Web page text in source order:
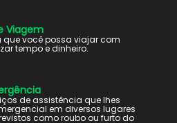
Viagem
você possa viajar com
tempo e dinheiro.
de assistência que lhes
em diversos lugares
como roubo ou furto do